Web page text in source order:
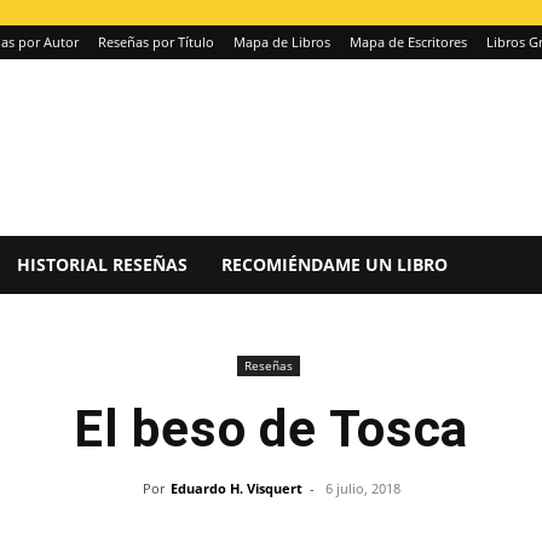
por Autor Reseñas por Título Mapa de Libros Mapa de Escritores Libros
HISTORIAL RESEÑAS RECOMIÉNDAME UN LIBRO
Reseñas
El beso de Tosca
Por Eduardo H. Visquert - 6 julio, 2018